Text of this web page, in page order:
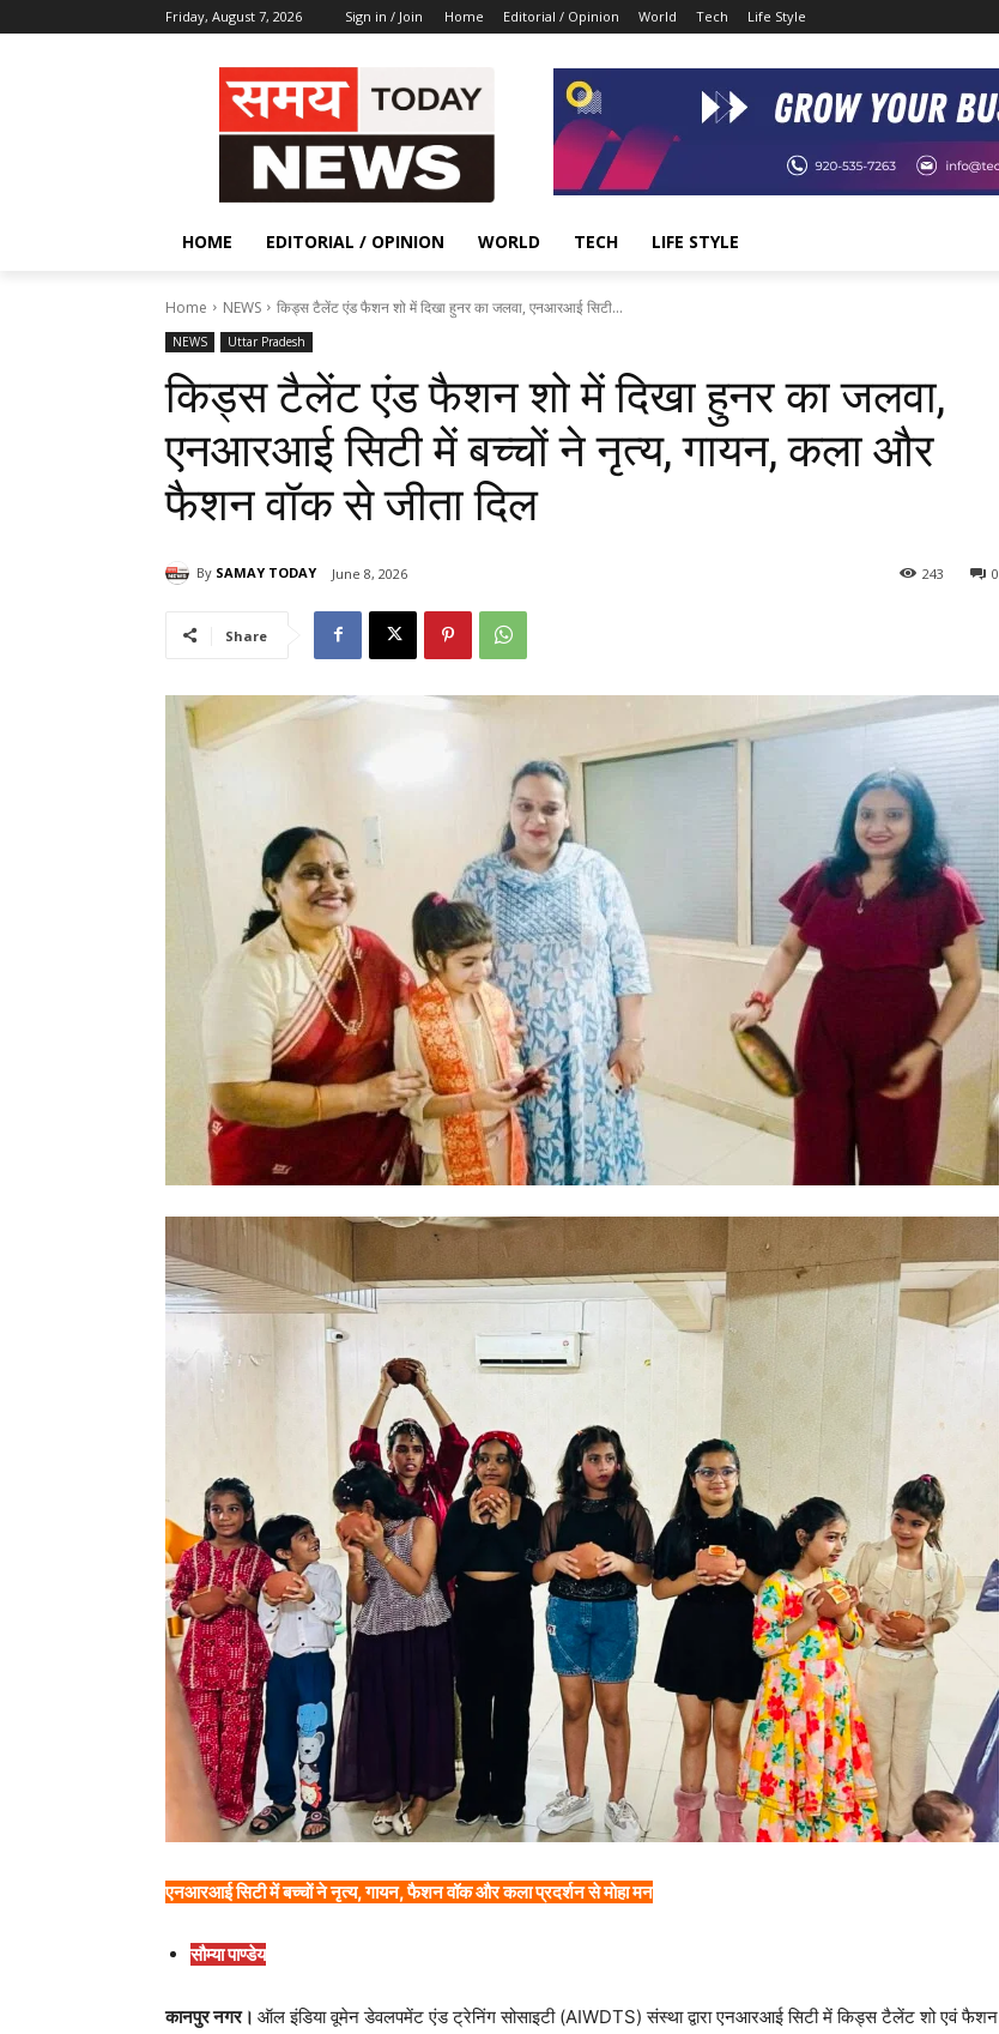
Friday, August 7, 2026 Sign in / Join Home Editorial / Opinion World Tech Life Style
HOME EDITORIAL / OPINION WORLD TECH LIFE STYLE
Home NEWS किड्स टैलेंट एंड फैशन शो में दिखा हुनर का जलवा, एनआरआई सिटी...
NEWS Uttar Pradesh
किड्स टैलेंट एंड फैशन शो में दिखा हुनर का जलवा,
एनआरआई सिटी में बच्चों ने नृत्य, गायन, कला और
फैशन वॉक से जीता दिल
By SAMAY TODAY June 8, 2026 0
243
Share
एनआरआई सिटी में बच्चों ने नृत्य, गायन, फैशन वॉक और कला प्रदर्शन से मोहा मन
सौम्या पाण्डेय
कानपुर नगर। ऑल इंडिया वूमेन डेवलपमेंट एंड ट्रेनिंग सोसाइटी (AIWDTS) संस्था द्वारा एनआरआई सिटी में किड्स टैलेंट शो एवं फैशन